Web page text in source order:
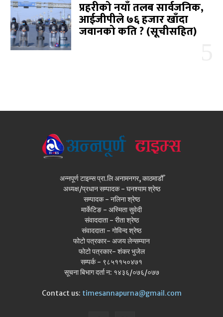
प्रहरीको नयाँ तलब सार्वजनिक,
आईजीपीले ७६ हजार खाँदा
जवानको कति ? (सूचीसहित)
अन्नपूर्ण टाइम्स प्रा.लि अनामनगर, काठमाडौँ
अध्यक्ष/प्रधान सम्पादक - घनश्याम श्रेष्ठ
सम्पादक - नलिना श्रेष्ठ
मार्केटिङ - अस्मिता सुवेदी
संवाददाता - रीता श्रेष्ठ
संवाददाता - गोविन्द श्रेष्ठ
फोटो पत्रकार- अजय लेन्सम्यान
फोटो पत्रकार- शंकर भुजेल
सम्पर्क - ९८५११५०४७१
सूचना बिभाग दर्ता न: १४३६/०७६/०७७
Contact us: timesannapurna@gmail.com